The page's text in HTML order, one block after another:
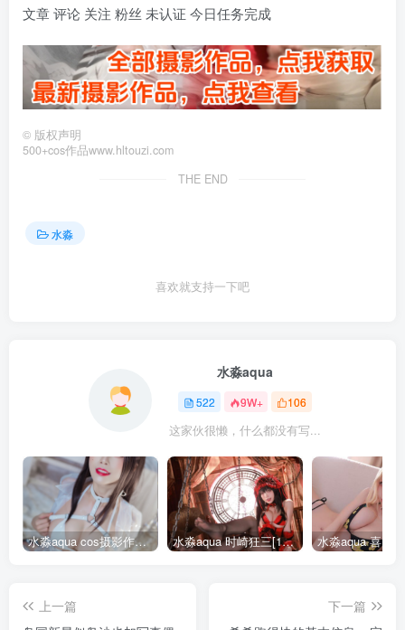
文章 评论 关注 粉丝 未认证 今日任务完成
© 版权声明
500+cos作品www.hltouzi.com
THE END
水淼
喜欢就支持一下吧
水淼aqua
522 9W+ 106
这家伙很懒，什么都没有写...
水淼aqua cos摄影作品合集155套 水淼aqua 时崎狂三[109P-128MB]
上一篇
下一篇